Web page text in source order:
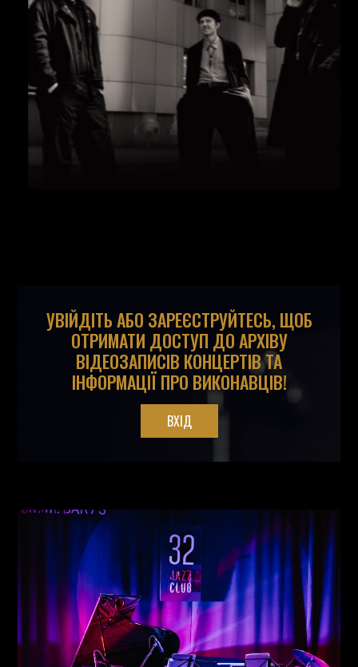
УВІЙДІТЬ АБО ЗАРЕЄСТРУЙТЕСЬ, ЩОБ
ОТРИМАТИ ДОСТУП ДО АРХІВУ
ВІДЕОЗАПИСІВ КОНЦЕРТІВ ТА
ІНФОРМАЦІЇ ПРО ВИКОНАВЦІВ!
ВХІД